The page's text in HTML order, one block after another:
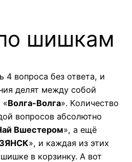
шишкам
4 вопроса без ответа, и
делят между собой
«Волга-Волга». Количество
вопросов абсолютно
Вшестером», а ещё
ЗЯНСК», и каждая из этих
в корзинку. А вот